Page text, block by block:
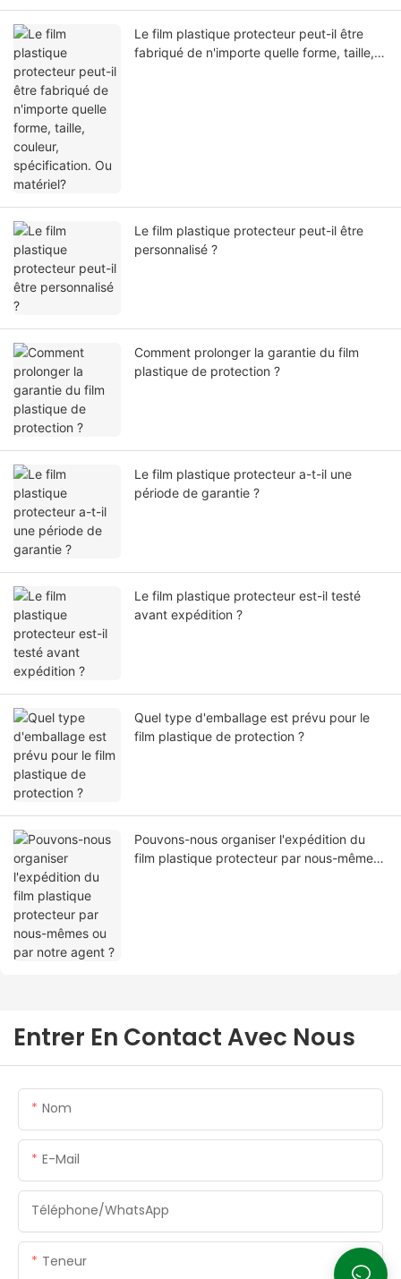
Le film plastique protecteur peut-il être
fabriqué de n'importe quelle forme, taille,
Le film plastique protecteur peut-il être
personnalisé ?
Comment prolonger la garantie du film
plastique de protection ?
Le film plastique protecteur a-t-il une
période de garantie ?
Le film plastique protecteur est-il testé
avant expédition ?
Quel type d'emballage est prévu pour le
film plastique de protection ?
Pouvons-nous organiser l'expédition du
film plastique protecteur par nous-mêmes
Entrer En Contact Avec Nous
Nom
E-Mail
Téléphone/WhatsApp
Teneur